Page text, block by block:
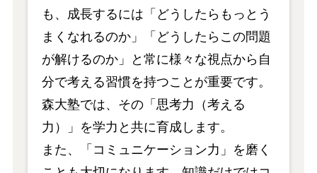
も、成長するには「どうしたらもっとう
まくなれるのか」「どうしたらこの問題
が解けるのか」と常に様々な視点から自
分で考える習慣を持つことが重要です。
森大塾では、その「思考力（考える
力）」を学力と共に育成します。
また、「コミュニケーション力」を磨く